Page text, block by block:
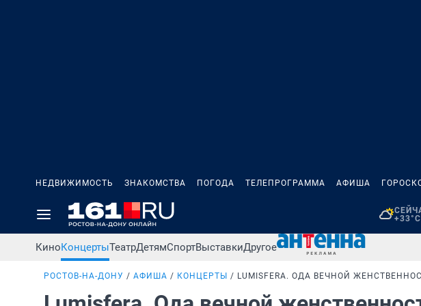
НЕДВИЖИМОСТЬ ЗНАКОМСТВА ПОГОДА ТЕЛЕПРОГРАММА АФИША
+33°C
КиноКонцертыТеатрДетямСпортВыставкиДругое
РОСТОВ-НА-ДОНУ АФИША КОНЦЕРТЫ LUMISFERA. ОДА ВЕЧНОЙ